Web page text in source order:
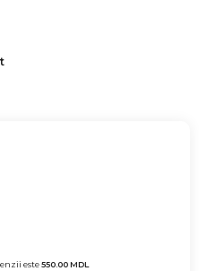
este550.00MDL